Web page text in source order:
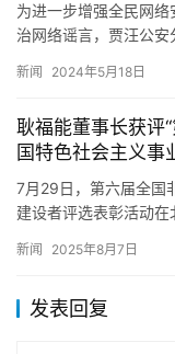
为进一步增强全民网
治网络谣言，贾汪公
联合区…
新闻 2024年5月18日
耿福能董事长获评
国特色社会主义事
7月29日，第六届全国
建设者评选表彰活动
和…
新闻 2025年8月7日
发表回复